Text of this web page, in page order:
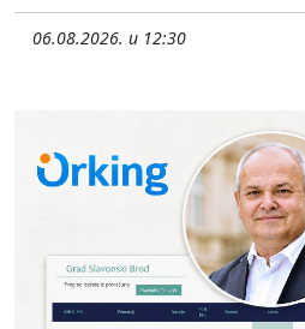
06.08.2026. u 12:30